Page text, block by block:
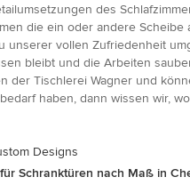
des
die ein oder andere
unserer vollen Zufriedenheit
bleibt und die Arbeiten
der Tischlerei Wagner und
haben, dann wissen wir,
Designs
Schranktüren nach Maß in